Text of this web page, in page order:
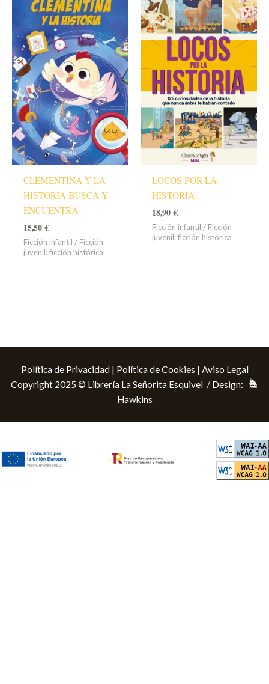
CLEMENTINA Y LA
HISTORIA BUSCA Y
ENCUENTRA
15,50€
Ficción infantil / Ficción
juvenil: ficción histórica
LOCOS POR LA
HISTORIA
18,90€
Ficción infantil / Ficción
juvenil: ficción histórica
Política de Privacidad| Política de Cookies | Aviso Legal
Copyright 2025 © Librería La Señorita Esquivel / Design:
Hawkins